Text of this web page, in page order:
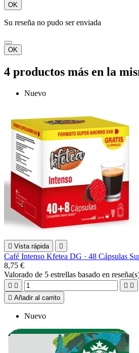
OK
Su reseña no pudo ser enviada
OK
4 productos más en la
Nuevo
 Vista rápida 
Café Intenso Kfetea DG · 48 Cápsulas
8,75 €
Valorado de 5 estrellas basado en
   
 Añadir al carrito
Nuevo